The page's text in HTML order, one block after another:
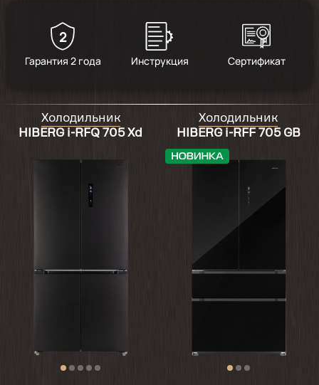
2
Гарантия 2 года Инструкция Сертификат
Холодильник
HIBERG i-RFQ 705 Xd
Холодильник
HIBERG i-RFF 705 GB